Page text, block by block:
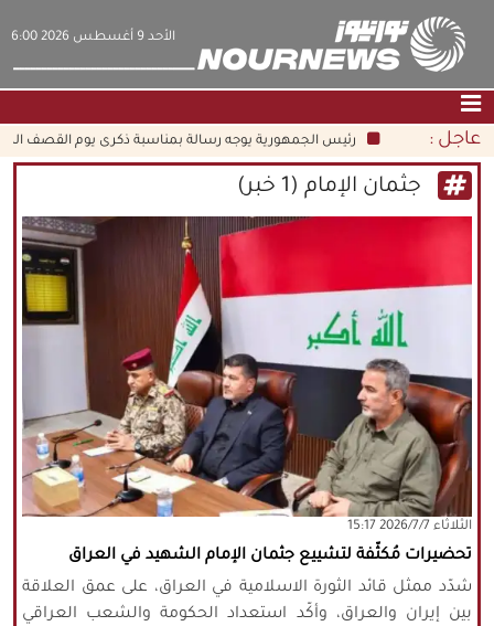
‫‫الأحد‬‬ 9 أغسطس 2026 6:00
الصفحة الرئيسية |التواصل معنا|من نحن
اقتصاد
الوسائط المتعددة
|فارسي|
|العربيه|
|עברית|
русский 中文
|
كافة الحقوق محفوظة لموقع نورنيوز
يُرجى ذكر المصدر عند نقل أي موضوع عن
موقعنا
عاجل : رئيس الجمهورية يوجه رسالة بمناسبة ذكرى يوم القصف الذري
جثمان الإمام (1 خبر)
‫‫الثلاثاء‬‬ 2026/7/7 15:17
تحضيرات مُكثّفة لتشييع جثمان الإمام الشهيد في العراق
شدّد ممثل قائد الثورة الاسلامية في العراق، على عمق العلاقة
بين إيران والعراق، وأكّد استعداد الحكومة والشعب العراقي